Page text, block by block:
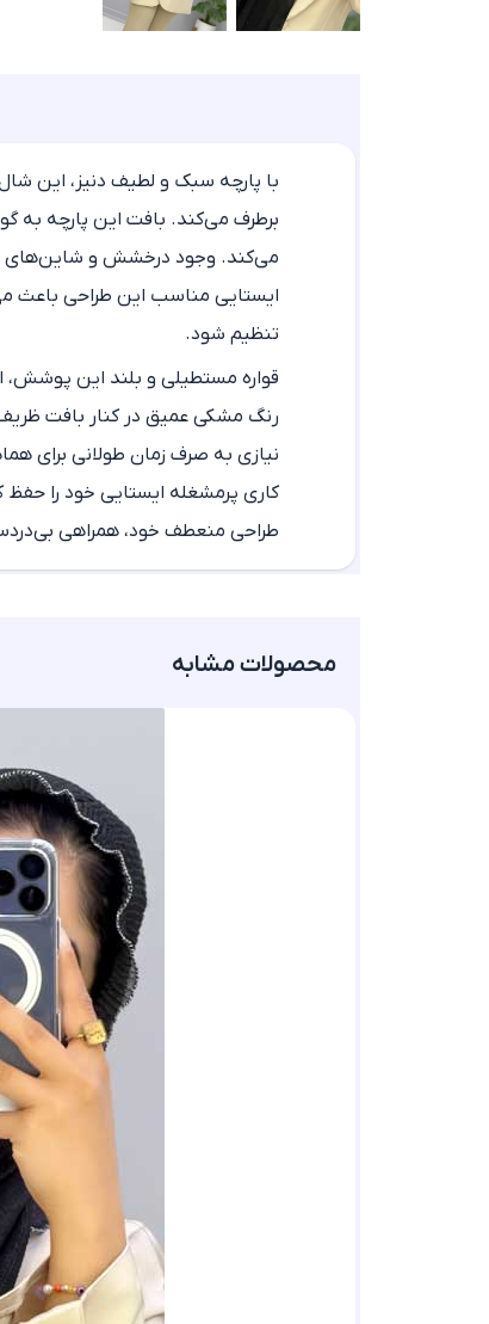
با پارچه سبک و لطیف دنیز، این
برطرف می‌کند. بافت این پارچه به
می‌کند. وجود درخشش و شاین‌های
ایستایی مناسب این طراحی باعث
تنظیم شود.
قواره مستطیلی و بلند این پوشش،
رنگ مشکی عمیق در کنار بافت
نیازی به صرف زمان طولانی برای
کاری پرمشغله ایستایی خود را
طراحی منعطف خود، همراهی
محصولات مشابه